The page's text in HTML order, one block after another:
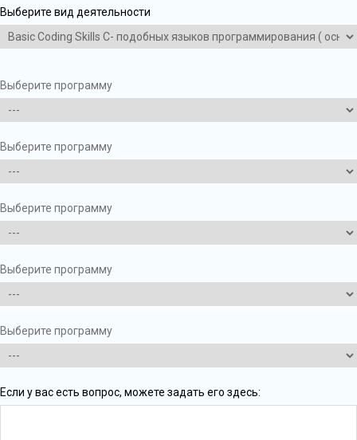
Выберите вид деятельности
Выберите программу
Выберите программу
Выберите программу
Выберите программу
Выберите программу
Если у вас есть вопрос, можете задать его здесь: